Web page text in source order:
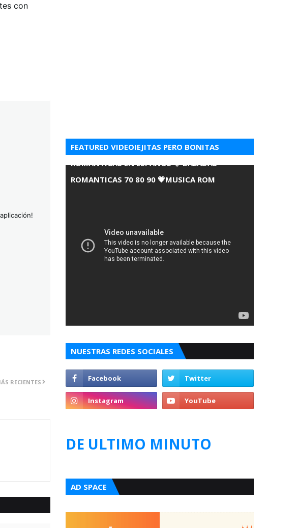
con
RECIENTES
FEATURED VIDEOIEJITAS PERO BONITAS
ROMANTICAS EN ESPANOL 💘 BALADAS
ROMANTICAS 70 80 90 💗MUSICA ROM
NUESTRAS REDES SOCIALES
DE ULTIMO MINUTO
AD SPACE